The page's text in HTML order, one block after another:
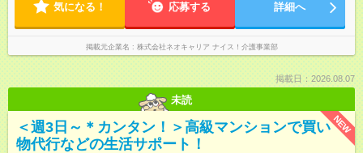
気になる！ 応募する 詳細へ
掲載元企業名 株式会社ネオキャリア ナイス！介護事業部
掲載日：2026.08.07
未読
NEW
＜週3日～＊カンタン！＞高級マンションで買い
物代行などの生活サポート！